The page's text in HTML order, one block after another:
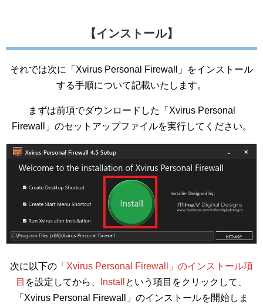
【インストール】
それでは次に「Xvirus Personal Firewall」をインストール
する手順について記載いたします。
まずは前項でダウンロードした「Xvirus Personal
Firewall」のセットアップファイルを実行してください。
次に以下の 「Xvirus Personal Firewall」のインストール項
目 を設定してから、 Install
という項目をクリックして、
「Xvirus Personal Firewall」のインストールを開始しま